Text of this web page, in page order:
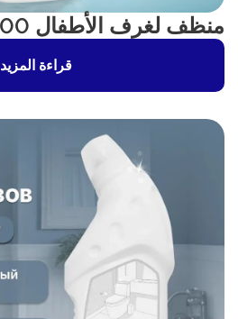
منظف لغرف الأطفال YokoSun، 500 مل
قراءة المزيد